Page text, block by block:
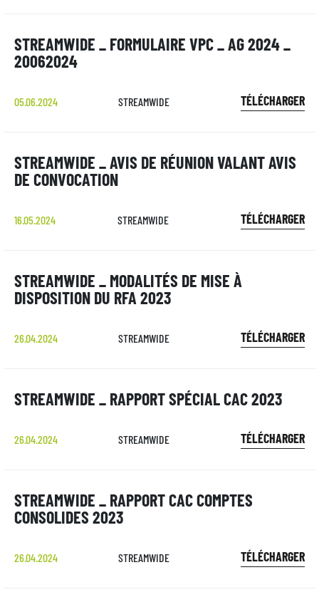
STREAMWIDE _ FORMULAIRE VPC _ AG 2024 _
20062024
05.06.2024 STREAMWIDE TÉLÉCHARGER
STREAMWIDE _ AVIS DE RÉUNION VALANT AVIS
DE CONVOCATION
16.05.2024 STREAMWIDE TÉLÉCHARGER
STREAMWIDE _ MODALITÉS DE MISE À
DISPOSITION DU RFA 2023
26.04.2024 STREAMWIDE TÉLÉCHARGER
STREAMWIDE _ RAPPORT SPÉCIAL CAC 2023
26.04.2024 STREAMWIDE TÉLÉCHARGER
STREAMWIDE _ RAPPORT CAC COMPTES
CONSOLIDES 2023
26.04.2024 STREAMWIDE TÉLÉCHARGER